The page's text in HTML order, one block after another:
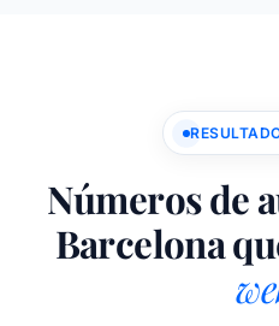
Números de
Barcelona